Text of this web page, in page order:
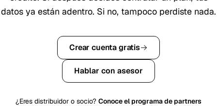
datos ya están adentro. Si no, tampoco perdiste nada.
Crear cuenta gratis
Hablar con asesor
¿Eres distribuidor o socio? Conoce el programa de partners